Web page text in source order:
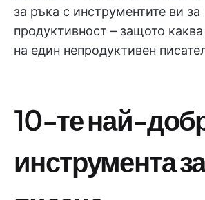
за ръка с инструментите ви за
продуктивност – защото
на един непродуктивен
10-те най-
инструмента за